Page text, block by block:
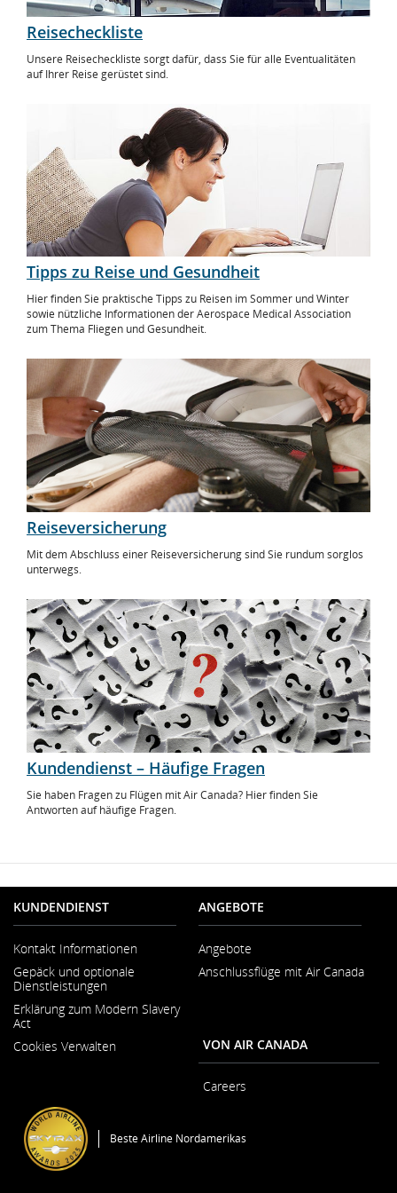
Reisecheckliste
Unsere Reisecheckliste sorgt dafür, dass Sie für alle Eventualitäten
auf Ihrer Reise gerüstet sind.
Tipps zu Reise und Gesundheit
Hier finden Sie praktische Tipps zu Reisen im Sommer und Winter
sowie nützliche Informationen der Aerospace Medical Association
zum Thema Fliegen und Gesundheit.
Reiseversicherung
Mit dem Abschluss einer Reiseversicherung sind Sie rundum sorglos
unterwegs.
Kundendienst – Häufige Fragen
Sie haben Fragen zu Flügen mit Air Canada? Hier finden Sie
Antworten auf häufige Fragen.
KUNDENDIENST
Kontakt Informationen
Fenster
geöffnet
Gepäck und optionale
Dienstleistungen
Erklärung zum Modern Slavery
Act
in
Cookies Verwalten
ANGEBOTE
Angebote
Anschlussflüge mit Air Canada
VON AIR CANADA
Careers
Beste Airline Nordamerikas